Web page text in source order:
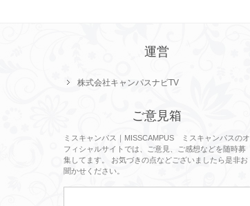
運営
株式会社キャンパスナビTV
ご意見箱
ミスキャンパス｜MISSCAMPUS ミスキャンパスのオ
フィシャルサイトでは、ご意見、ご感想などを随時募
集してます。 お気づきの点などございましたら是非お
聞かせください。